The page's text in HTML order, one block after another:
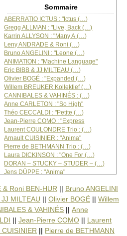
Sommaire
ABERRATIO ICTUS : "Ictus (…)
Gregg ALLMAN : "Live, Back (…)
Karrin ALLYSON : "Many A (…)
Leny ANDRADE & Roni (…)
Bruno ANGELINI : "Leone (…)
ANIMATION : "Machine Language"
Eric BIBB & JJ MILTEAU (…)
Olivier BOGÉ : "Expanded (…)
Willem BREUKER Kollektief (…)
CANNIBALES & VAHINÉS : (…)
Anne CARLETON : "So High"
Théo CECCALDI : "Petite (…)
Jean-Pierre COMO : "Express
Laurent COULONDRE Trio : (…)
Arnault CUISINIER : "Anima"
Pierre de BETHMANN Trio : (…)
Laura DICKINSON : "One For (…)
DORAN – STUCKY – STUDER – (…)
Jens DÜPPE : "Anima"
Daniel ERDMANN – Samuel (…)
Antonio FARAO : "Boundaries"
Boulou FERRÉ, Elios FERRÉ (…)
Sullivan FORTNER : "Aria"
Jean-Marc FOUSSAT – Henri (…)
Viktorija GEČYTÉ & Julien
& Roni BEN-HUR || Bruno ANGELINI
MILTEAU || Olivier BOGÉ || Willem
& VAHINÉS || Anne
|| Jean-Pierre COMO || Laurent
|| Pierre de BETHMANN